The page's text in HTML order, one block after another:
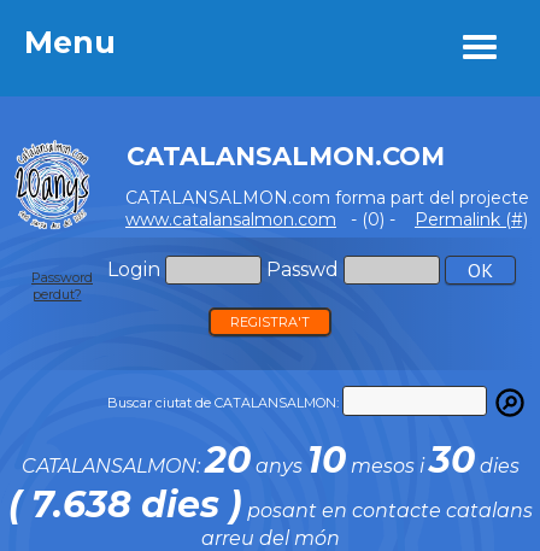
Menu
CATALANSALMON.COM
CATALANSALMON.com forma part del projecte
www.catalansalmon.com - (0) - Permalink (#)
Login Passwd
Password
perdut?
REGISTRA'T
Buscar ciutat de CATALANSALMON:
CATALANSALMON:20anys 10mesos i30dies
( 7.638 dies ) posant en contacte catalans
arreu del món
Menu